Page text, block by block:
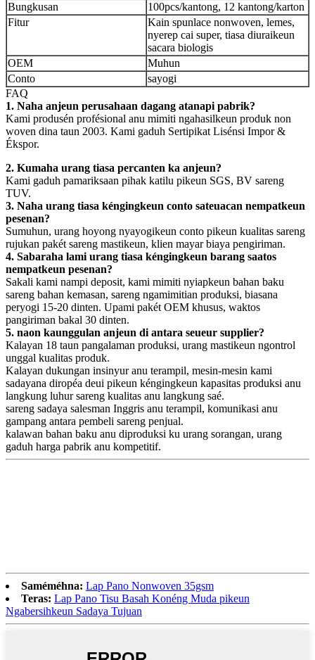
Bungkusan
100pcs/kantong, 12 kantong/karton
Fitur
Kain spunlace nonwoven, lemes,
nyerep cai super, tiasa diuraikeun
sacara biologis
OEM
Muhun
Conto
sayogi
FAQ
1. Naha anjeun perusahaan dagang atanapi pabrik?
Kami produsén profésional anu mimiti ngahasilkeun produk non
woven dina taun 2003. Kami gaduh Sertipikat Lisénsi Impor &
Ékspor.
2. Kumaha urang tiasa percanten ka anjeun?
Kami gaduh pamariksaan pihak katilu pikeun SGS, BV sareng
TUV.
3. Naha urang tiasa kéngingkeun conto sateuacan nempatkeun
pesenan?
Sumuhun, urang hoyong nyayogikeun conto pikeun kualitas sareng
rujukan pakét sareng mastikeun, klien mayar biaya pengiriman.
4. Sabaraha lami urang tiasa kéngingkeun barang saatos
nempatkeun pesenan?
Sakali kami nampi deposit, kami mimiti nyiapkeun bahan baku
sareng bahan kemasan, sareng ngamimitian produksi, biasana
peryogi 15-20 dinten. Upami pakét OEM khusus, waktos
pangiriman bakal 30 dinten.
5. naon kaunggulan anjeun di antara seueur supplier?
Kalayan 18 taun pangalaman produksi, urang mastikeun ngontrol
unggal kualitas produk.
Kalayan dukungan insinyur anu terampil, mesin-mesin kami
sadayana diropéa deui pikeun kéngingkeun kapasitas produksi anu
langkung luhur sareng kualitas anu langkung saé.
sareng sadaya salesman Inggris anu terampil, komunikasi anu
gampang antara pembeli sareng penjual.
kalawan bahan baku anu diproduksi ku urang sorangan, urang
gaduh harga pabrik anu kompetitif.
Saméméhna: Lap Pano Nonwoven 35gsm
Teras: Lap Pano Tisu Basah Konéng Muda pikeun
Ngabersihkeun Sadaya Tujuan